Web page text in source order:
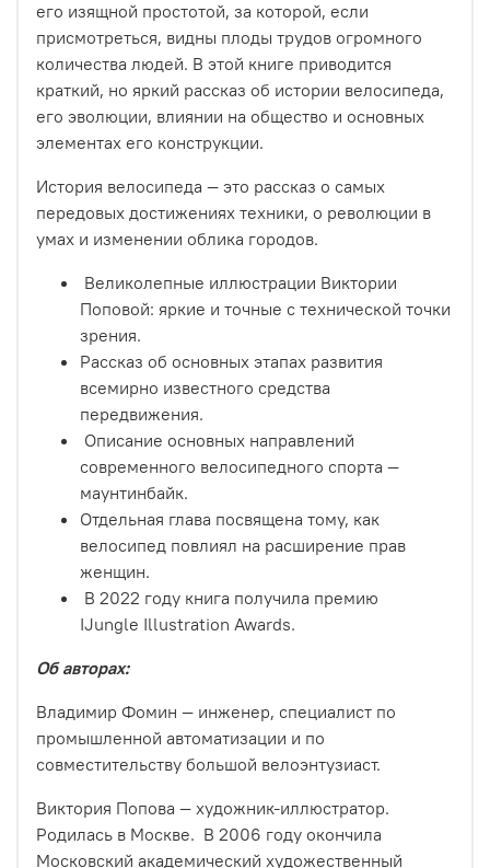
его изящной простотой, за которой, если
присмотреться, видны плоды трудов огромного
количества людей. В этой книге приводится
краткий, но яркий рассказ об истории велосипеда,
его эволюции, влиянии на общество и основных
элементах его конструкции.
История велосипеда — это рассказ о самых
передовых достижениях техники, о революции в
умах и изменении облика городов.
Великолепные иллюстрации Виктории
Поповой: яркие и точные с технической точки
зрения.
Рассказ об основных этапах развития
всемирно известного средства
передвижения.
Описание основных направлений
современного велосипедного спорта —
маунтинбайк.
Отдельная глава посвящена тому, как
велосипед повлиял на расширение прав
женщин.
В 2022 году книга получила премию
IJungle Illustration Awards.
Об авторах:
Владимир Фомин — инженер, специалист по
промышленной автоматизации и по
совместительству большой велоэнтузиаст.
Виктория Попова — художник-иллюстратор.
Родилась в Москве. В 2006 году окончила
Московский академический художественный